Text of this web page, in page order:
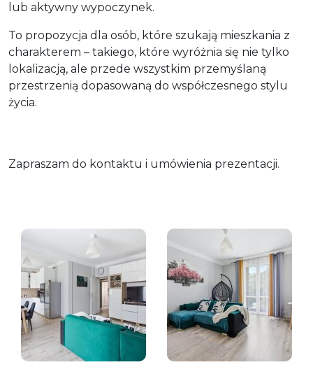
lub aktywny wypoczynek.
To propozycja dla osób, które szukają mieszkania z
charakterem – takiego, które wyróżnia się nie tylko
lokalizacją, ale przede wszystkim przemyślaną
przestrzenią dopasowaną do współczesnego stylu
życia.
Zapraszam do kontaktu i umówienia prezentacji.